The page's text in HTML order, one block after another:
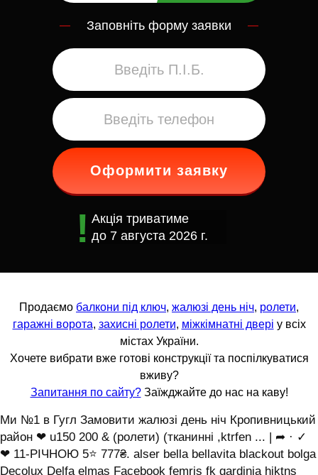
Заповніть форму заявки
Оформити заявку
Акція триватиме
до 7 августа 2026 г.
Продаємо балкони під ключ, жалюзі день ніч, ролети,
гаражні ворота, захисні ролети, міжкімнатні двері у всіх
містах України.
Хочете вибрати вже готові конструкції та поспілкуватися
вживу?
Запитання по сайту?Заїжджайте до нас на каву!
Ми №1 в Гугл Замовити жалюзі день ніч Кропивницький
район ❤ u150 200 & (ролети) (тканинні ,ktrfen ... | ➦ · ✓
❤ 11-РІЧНОЮ 5⭐ 777₴. alser bella bellavita blackout bolga
Decolux Delfa elmas Facebook femris fk gardinia hjktns